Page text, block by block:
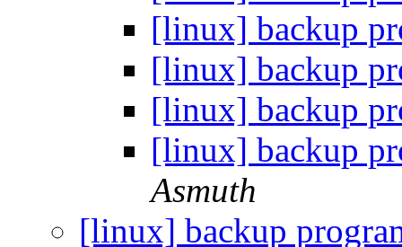
[linux] backup
[linux] backup
[linux] backup
[linux] backup
Asmuth
[linux] backup